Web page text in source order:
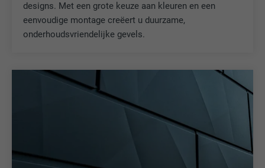
designs. Met een grote keuze aan kleuren en een
eenvoudige montage creëert u duurzame,
onderhoudsvriendelijke gevels.